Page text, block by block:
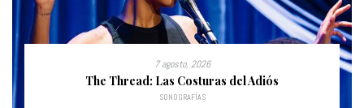
7 agosto, 2026
The Thread: Las Costuras del Adiós
SONOGRAFÍAS